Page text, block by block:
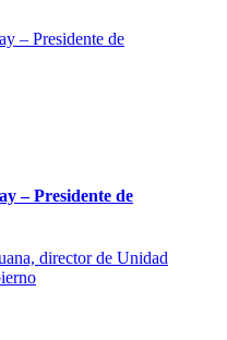
– Presidente de